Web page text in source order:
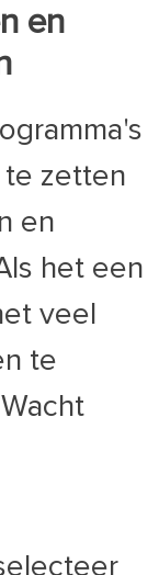
en
te zetten
en
het een
veel
te